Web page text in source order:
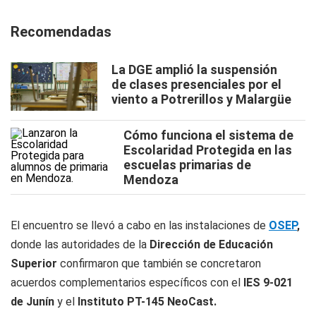
Recomendadas
La DGE amplió la suspensión
de clases presenciales por el
viento a Potrerillos y Malargüe
Cómo funciona el sistema de
Escolaridad Protegida en las
escuelas primarias de
Mendoza
El encuentro se llevó a cabo en las instalaciones de OSEP,
donde las autoridades de la Dirección de Educación
Superior confirmaron que también se concretaron
acuerdos complementarios específicos con el IES 9-021
de Junín y el Instituto PT-145 NeoCast.